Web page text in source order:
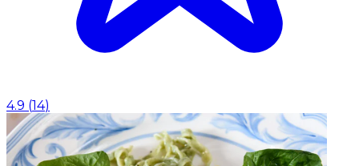
4.9 (14)